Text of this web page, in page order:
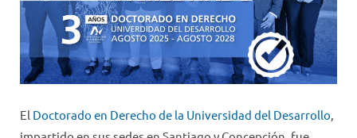
El Doctorado en Derecho de la Universidad del Desarrollo,